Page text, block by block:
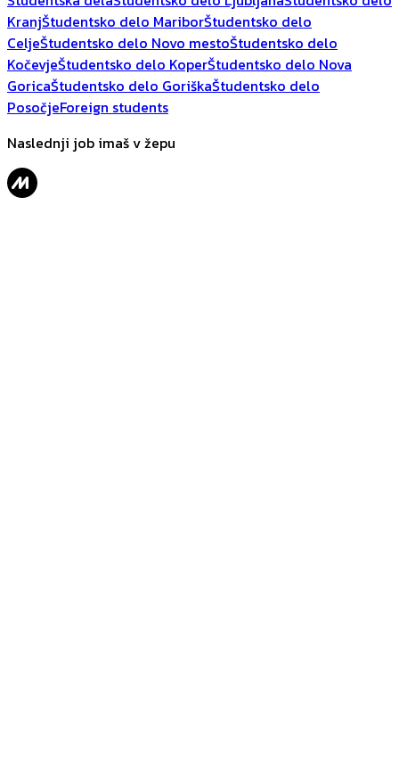
KranjŠtudentsko delo MariborŠtudentsko delo
CeljeŠtudentsko delo Novo mestoŠtudentsko delo
KočevjeŠtudentsko delo KoperŠtudentsko delo Nova
GoricaŠtudentsko delo GoriškaŠtudentsko delo
PosočjeForeign students
Naslednji job imaš v žepu